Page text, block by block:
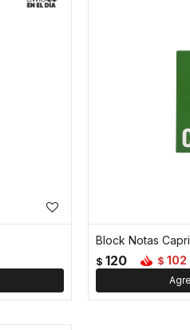
Block Notas Capri
$ 120 $ 102